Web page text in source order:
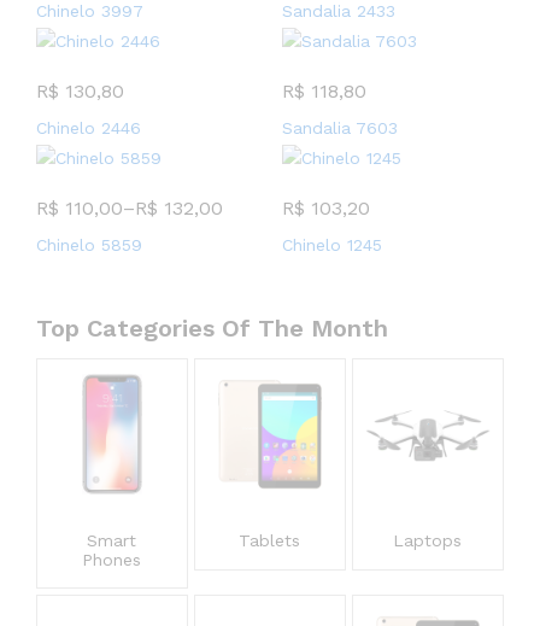
Chinelo 3997 Sandalia 2433
R$ 130,80
Chinelo 2446
R$ 118,80
Sandalia 7603
R$ 110,00–R$ 132,00
Chinelo 5859
R$ 103,20
Chinelo 1245
Top Categories Of The Month
Smart
Phones
Tablets Laptops